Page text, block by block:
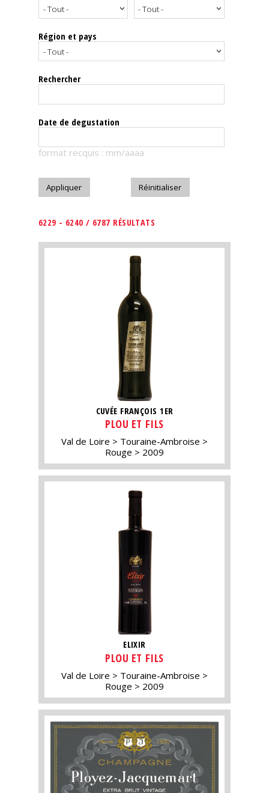
Notes
dégustation
Le
magazine
Télécharger
Région et pays
Rechercher
Date de degustation
format recquis : mm/aaaa
6229 - 6240 / 6787 RÉSULTATS
CUVÉE FRANÇOIS 1ER
PLOU ET FILS
Val de Loire
Touraine-Ambroise
Rouge
2009
ELIXIR
PLOU ET FILS
Val de Loire
Touraine-Ambroise
Rouge
2009